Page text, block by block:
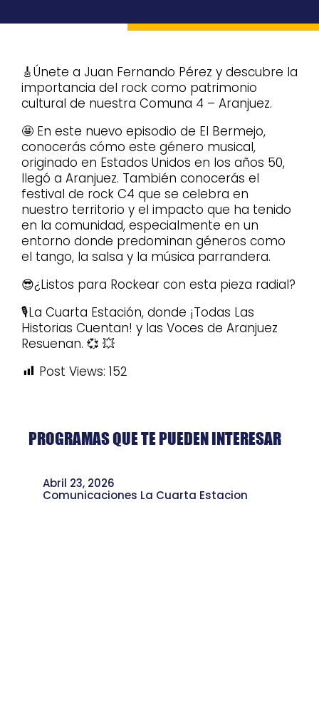
🎸Únete a Juan Fernando Pérez y descubre la
importancia del rock como patrimonio
cultural de nuestra Comuna 4 – Aranjuez.
🤩 En este nuevo episodio de El Bermejo,
conocerás cómo este género musical,
originado en Estados Unidos en los años 50,
llegó a Aranjuez. También conocerás el
festival de rock C4 que se celebra en
nuestro territorio y el impacto que ha tenido
en la comunidad, especialmente en un
entorno donde predominan géneros como
el tango, la salsa y la música parrandera.
😎¿Listos para Rockear con esta pieza radial?
🎙️La Cuarta Estación, donde ¡Todas Las
Historias Cuentan! y las Voces de Aranjuez
Resuenan. 💞 💥
Post Views: 152
PROGRAMAS QUE TE PUEDEN INTERESAR
Abril 23, 2026
Comunicaciones La Cuarta Estacion